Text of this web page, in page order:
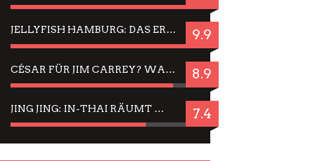
JELLYFISH HAMBURG: DAS ERFOLGREICHE SOMMER-MENÜ 2025 IN GEFÜHLEN UND BILDERN 9.9
CÉSAR FÜR JIM CARREY? WARUM DAS EINER DER NERVIGSTEN ACTORS IST UND BLEIBT 8.9
JING JING: IN-THAI RÄUMT WIEDER TITEL AB – EIN ZWEI-STUNDEN-ERLEBNISBERICHT 7.4